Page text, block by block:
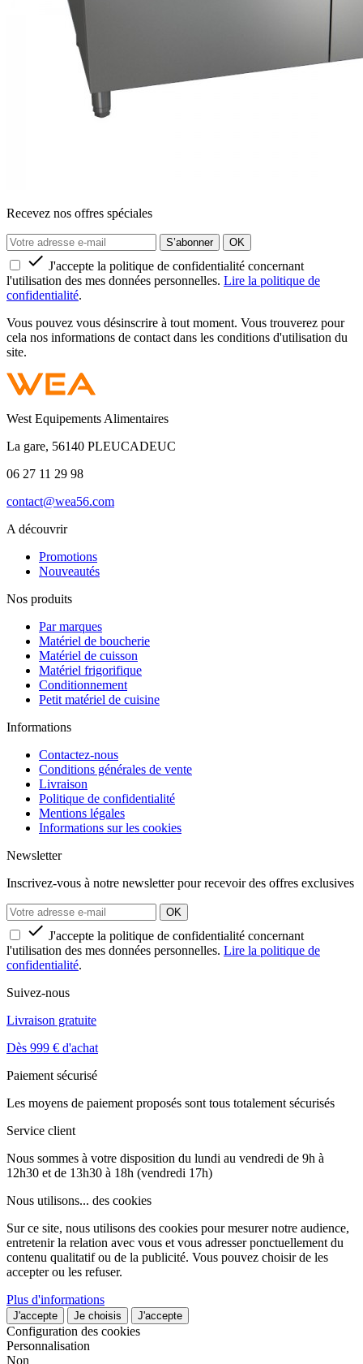
Recevez nos offres spéciales
 J'accepte la politique de confidentialité concernant
l'utilisation des mes données personnelles. Lire la politique de
confidentialité.
Vous pouvez vous désinscrire à tout moment. Vous trouverez pour
cela nos informations de contact dans les conditions d'utilisation du
site.
West Equipements Alimentaires
La gare, 56140 PLEUCADEUC
06 27 11 29 98
contact@wea56.com
A découvrir
Promotions
Nouveautés
Nos produits
Par marques
Matériel de boucherie
Matériel de cuisson
Matériel frigorifique
Conditionnement
Petit matériel de cuisine
Informations
Contactez-nous
Conditions générales de vente
Livraison
Politique de confidentialité
Mentions légales
Informations sur les cookies
Newsletter
Inscrivez-vous à notre newsletter pour recevoir des offres exclusives
 J'accepte la politique de confidentialité concernant
l'utilisation des mes données personnelles. Lire la politique de
confidentialité.
Suivez-nous
Livraison gratuite
Dès 999 € d'achat
Paiement sécurisé
Les moyens de paiement proposés sont tous totalement sécurisés
Service client
Nous sommes à votre disposition du lundi au vendredi de 9h à
12h30 et de 13h30 à 18h (vendredi 17h)
Nous utilisons... des cookies
Sur ce site, nous utilisons des cookies pour mesurer notre audience,
entretenir la relation avec vous et vous adresser ponctuellement du
contenu qualitatif ou de la publicité. Vous pouvez choisir de les
accepter ou les refuser.
Plus d'informations
J'accepte Je choisis J'accepte
Configuration des cookies
Personnalisation
Non